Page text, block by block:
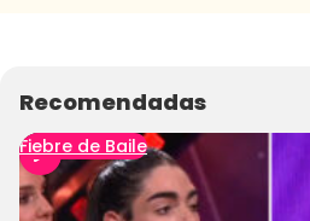
Recomendadas
Fiebre de Baile